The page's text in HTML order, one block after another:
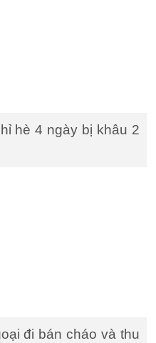
hè 4 ngày bị khâu 2
đi bán cháo và thu